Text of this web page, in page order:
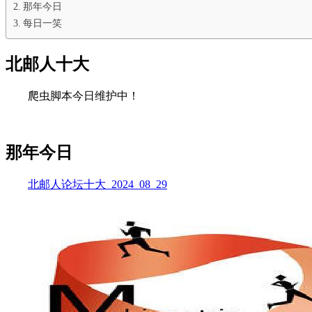
那年今日
每日一笑
北邮人十大
爬虫脚本今日维护中！
那年今日
北邮人论坛十大_2024_08_29